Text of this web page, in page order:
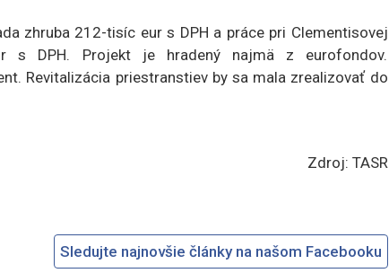
zhruba 212-tisíc eur s DPH a práce pri Clementisovej
s DPH. Projekt je hradený najmä z eurofondov.
Revitalizácia priestranstiev by sa mala zrealizovať do
Zdroj: TASR
Sledujte najnovšie články na našom Facebooku